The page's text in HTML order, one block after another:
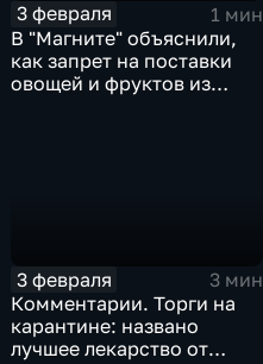
3 февраля
1 мин
В "Магните" объяснили,
как запрет на поставки
овощей и фруктов из
3 февраля
3 мин
Комментарии. Торги на
карантине: названо
лучшее лекарство от